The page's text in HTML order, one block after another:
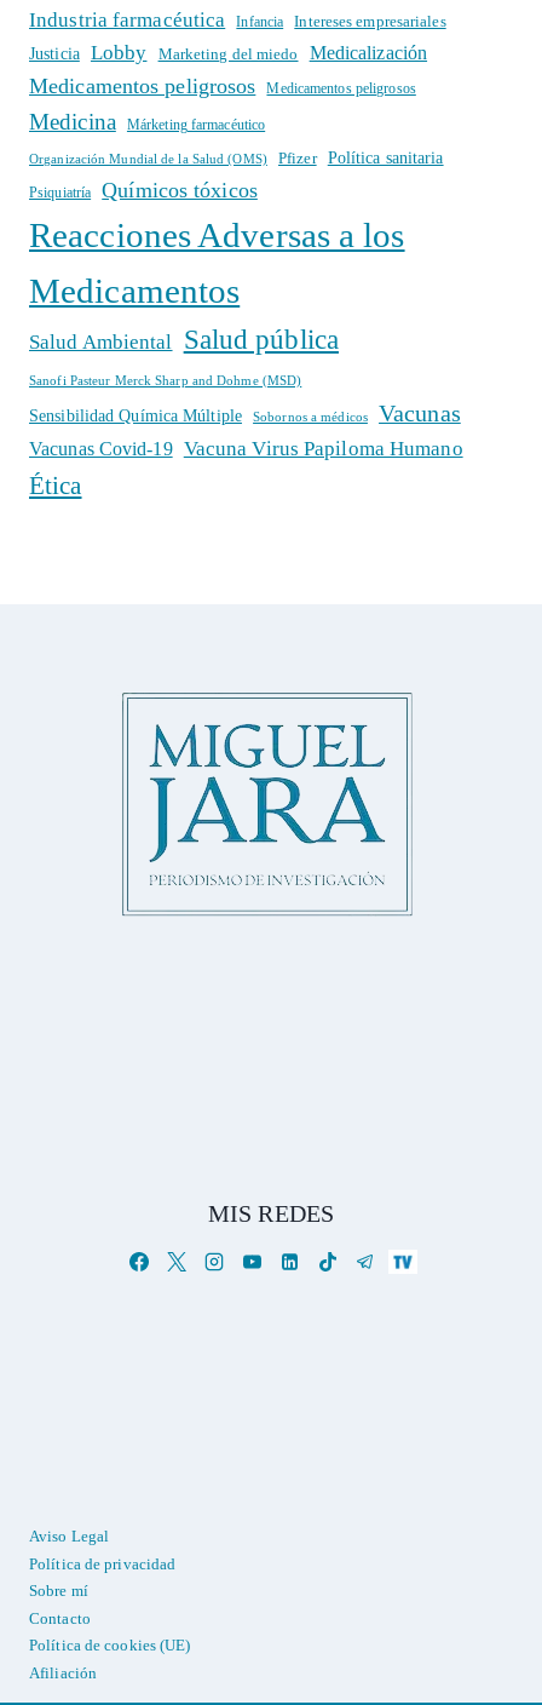
Industria farmacéutica Infancia
Intereses empresariales
Justicia
Lobby Marketing del miedo Medicalización
Medicamentos peligrosos Medicamentos peligrosos
Medicina Márketing farmacéutico
Organización Mundial de la Salud (OMS) Pfizer Política sanitaria
Psiquiatría Químicos tóxicos
Reacciones Adversas a los
Medicamentos
Salud Ambiental Salud pública
Sanofi Pasteur Merck Sharp and Dohme (MSD)
Sensibilidad Química Múltiple Sobornos a médicos Vacunas
Vacunas Covid-19 Vacuna Virus Papiloma Humano
Ética
MIS REDES
Aviso Legal
Política de privacidad
Sobre mí
Contacto
Política de cookies (UE)
Afiliación